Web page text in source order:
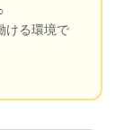
ける環境で